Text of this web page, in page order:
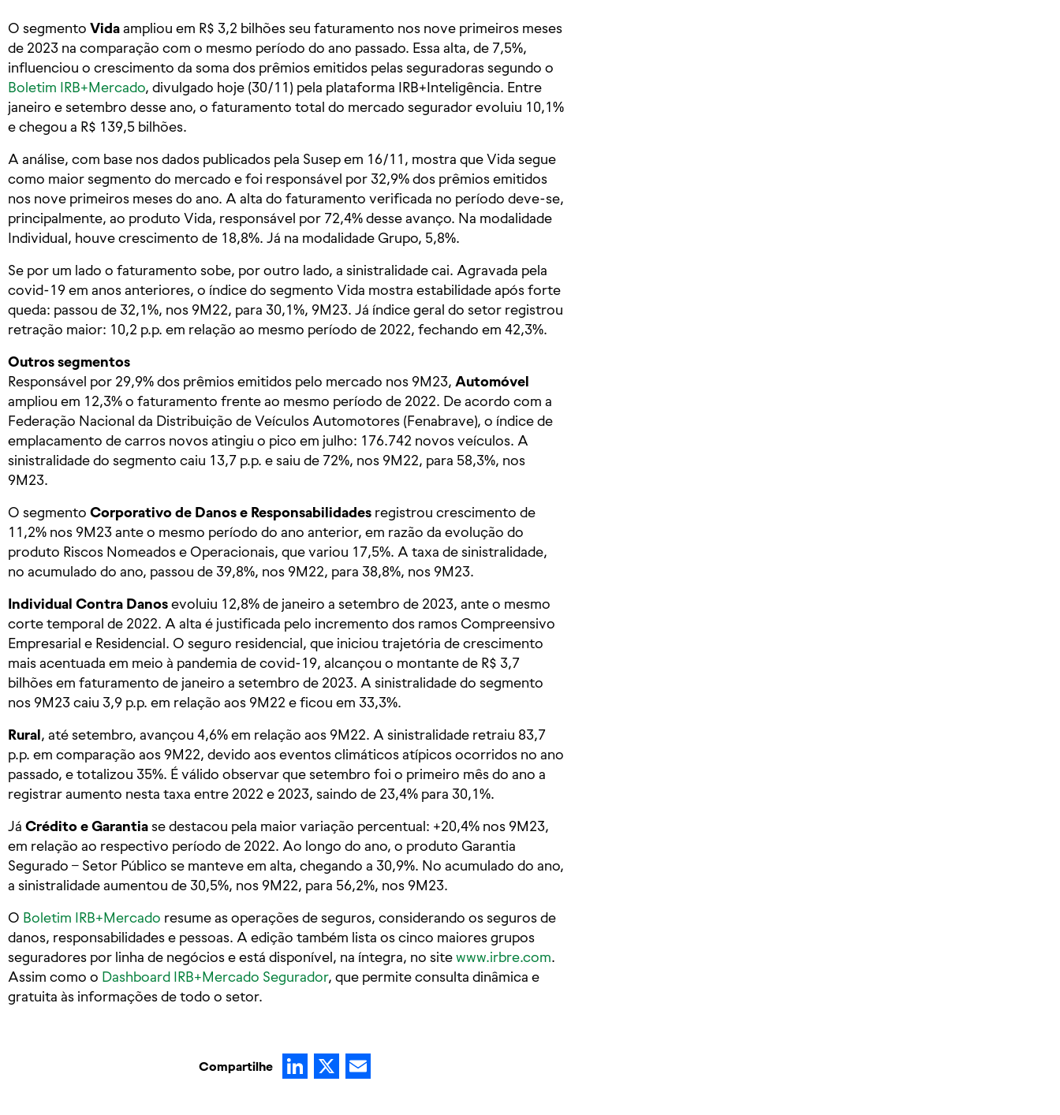
O segmento Vidaampliou em R$ 3,2 bilhões seu faturamento nos nove primeiros meses
de 2023 na comparação com o mesmo período do ano passado. Essa alta, de 7,5%,
influenciou o crescimento da soma dos prêmios emitidos pelas seguradoras segundo o
Boletim IRB+Mercado, divulgado hoje (30/11) pela plataforma IRB+Inteligência. Entre
janeiro e setembro desse ano, o faturamento total do mercado segurador evoluiu 10,1%
e chegou a R$ 139,5 bilhões.
A análise, com base nos dados publicados pela Susep em 16/11, mostra que Vida segue
como maior segmento do mercado e foi responsável por 32,9% dos prêmios emitidos
nos nove primeiros meses do ano. A alta do faturamento verificada no período deve-se,
principalmente, ao produto Vida, responsável por 72,4% desse avanço. Na modalidade
Individual, houve crescimento de 18,8%. Já na modalidade Grupo, 5,8%.
Se por um lado o faturamento sobe, por outro lado, a sinistralidade cai. Agravada pela
covid-19 em anos anteriores, o índice do segmento Vida mostra estabilidade após forte
queda: passou de 32,1%, nos 9M22, para 30,1%, 9M23. Já índice geral do setor registrou
retração maior: 10,2 p.p. em relação ao mesmo período de 2022, fechando em 42,3%.
Outros segmentos
Responsável por 29,9% dos prêmios emitidos pelo mercado nos 9M23, Automóvel
ampliou em 12,3% o faturamento frente ao mesmo período de 2022. De acordo com a
Federação Nacional da Distribuição de Veículos Automotores (Fenabrave), o índice de
emplacamento de carros novos atingiu o pico em julho: 176.742 novos veículos. A
sinistralidade do segmento caiu 13,7 p.p. e saiu de 72%, nos 9M22, para 58,3%, nos
9M23.
O segmento Corporativo de Danos e Responsabilidades registrou crescimento de
11,2% nos 9M23 ante o mesmo período do ano anterior, em razão da evolução do
produto Riscos Nomeados e Operacionais, que variou 17,5%. A taxa de sinistralidade,
no acumulado do ano, passou de 39,8%, nos 9M22, para 38,8%, nos 9M23.
Individual Contra Danosevoluiu 12,8% de janeiro a setembro de 2023, ante o mesmo
corte temporal de 2022. A alta é justificada pelo incremento dos ramos Compreensivo
Empresarial e Residencial. O seguro residencial, que iniciou trajetória de crescimento
mais acentuada em meio à pandemia de covid-19, alcançou o montante de R$ 3,7
bilhões em faturamento de janeiro a setembro de 2023. A sinistralidade do segmento
nos 9M23 caiu 3,9 p.p. em relação aos 9M22 e ficou em 33,3%.
Rural, até setembro, avançou 4,6% em relação aos 9M22. A sinistralidade retraiu 83,7
p.p. em comparação aos 9M22, devido aos eventos climáticos atípicos ocorridos no ano
passado, e totalizou 35%. É válido observar que setembro foi o primeiro mês do ano a
registrar aumento nesta taxa entre 2022 e 2023, saindo de 23,4% para 30,1%.
Já Crédito e Garantiase destacou pela maior variação percentual: +20,4% nos 9M23,
em relação ao respectivo período de 2022. Ao longo do ano, o produto Garantia
Segurado – Setor Público se manteve em alta, chegando a 30,9%. No acumulado do ano,
a sinistralidade aumentou de 30,5%, nos 9M22, para 56,2%, nos 9M23.
O Boletim IRB+Mercado resume as operações de seguros, considerando os seguros de
danos, responsabilidades e pessoas. A edição também lista os cinco maiores grupos
seguradores por linha de negócios e está disponível, na íntegra, no sitewww.irbre.com.
Assim como o Dashboard IRB+Mercado Segurador, que permite consulta dinâmica e
gratuita às informações de todo o setor.
Compartilhe LinkedIn
X